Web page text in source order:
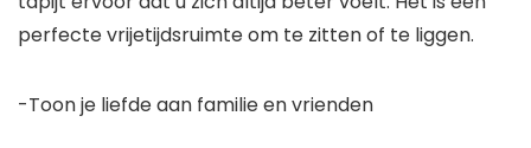
perfecte vrijetijdsruimte om te zitten of te liggen.
-Toon je liefde aan familie en vrienden